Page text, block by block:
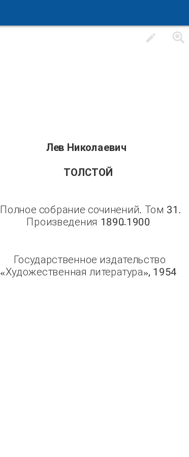
Лев Николаевич
ТОЛСТОЙ
Полное собрание сочинений. Том 31.
Произведения 1890–1900
Государственное издательство
«Художественная литература», 1954